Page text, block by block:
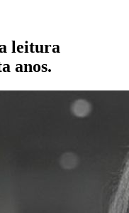
leitura
anos.